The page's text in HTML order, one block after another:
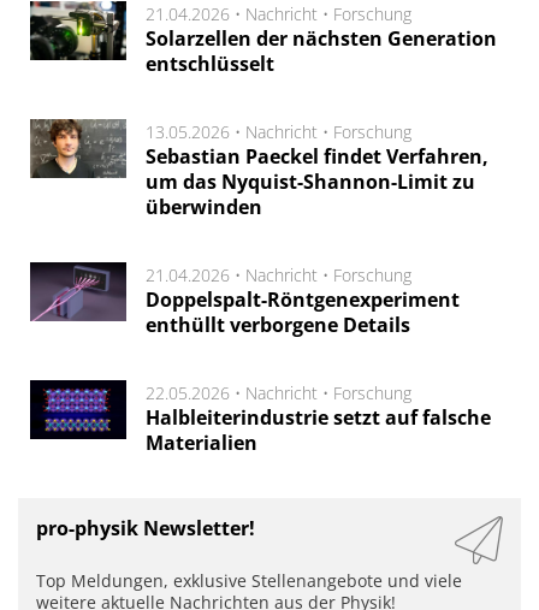
21.04.2026 • Nachricht • Forschung
Solarzellen der nächsten Generation
entschlüsselt
13.05.2026 • Nachricht • Forschung
Sebastian Paeckel findet Verfahren,
um das Nyquist-Shannon-Limit zu
überwinden
21.04.2026 • Nachricht • Forschung
Doppelspalt-Röntgenexperiment
enthüllt verborgene Details
22.05.2026 • Nachricht • Forschung
Halbleiterindustrie setzt auf falsche
Materialien
pro-physik Newsletter!
Top Meldungen, exklusive Stellenangebote und viele
weitere aktuelle Nachrichten aus der Physik!